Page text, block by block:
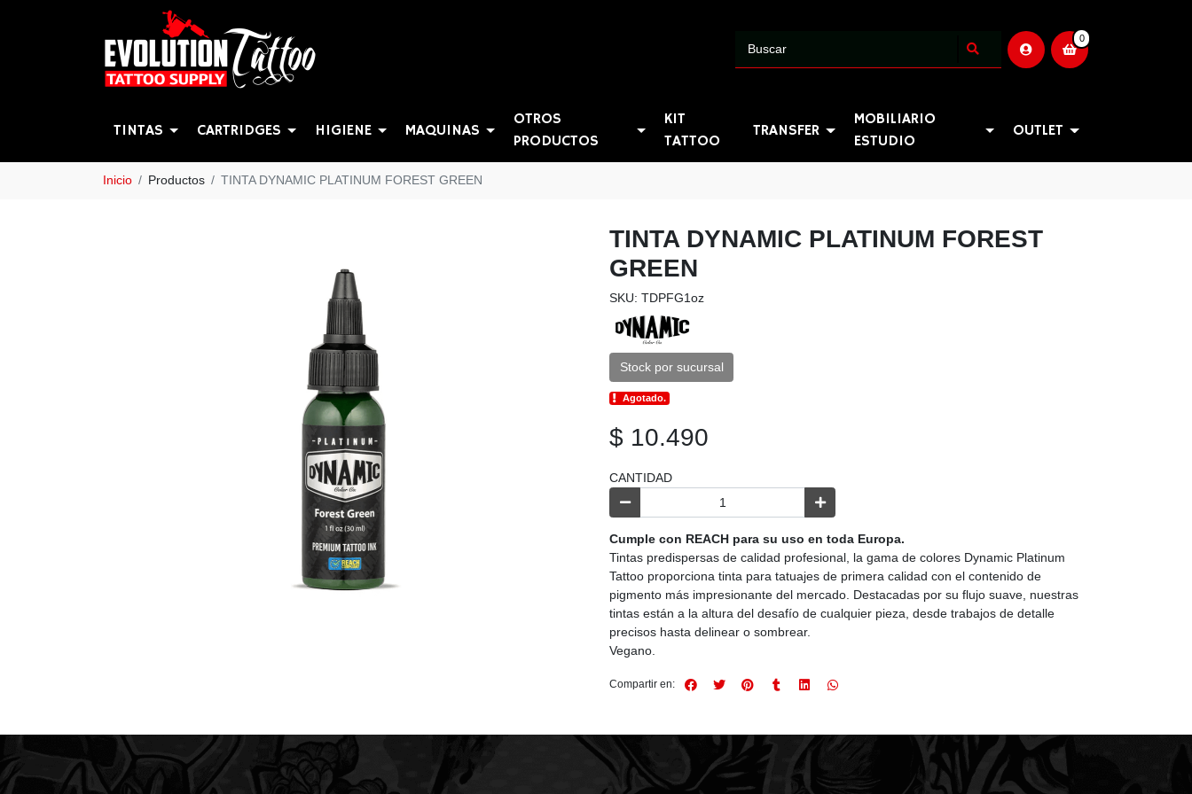
0
TINTAS CARTRIDGES HIGIENE MAQUINAS
OTROS
PRODUCTOS
KIT
TATTOO
TRANSFER
MOBILIARIO
ESTUDIO
OUTLET
Inicio Productos TINTA DYNAMIC PLATINUM FOREST GREEN
TINTA DYNAMIC PLATINUM FOREST
GREEN
SKU: TDPFG1oz
Stock por sucursal
Agotado.
$ 10.490
CANTIDAD
Cumple con REACH para su uso en toda Europa.
Tintas predispersas de calidad profesional, la gama de colores Dynamic Platinum
Tattoo proporciona tinta para tatuajes de primera calidad con el contenido de
pigmento más impresionante del mercado. Destacadas por su flujo suave, nuestras
tintas están a la altura del desafío de cualquier pieza, desde trabajos de detalle
precisos hasta delinear o sombrear.
Vegano.
Compartir en: